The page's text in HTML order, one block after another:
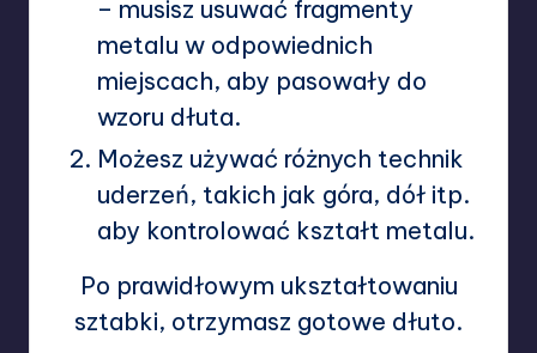
– musisz usuwać fragmenty
metalu w odpowiednich
miejscach, aby pasowały do
wzoru dłuta.
Możesz używać różnych technik
uderzeń, takich jak góra, dół itp.
aby kontrolować kształt metalu.
Po prawidłowym ukształtowaniu
sztabki, otrzymasz gotowe dłuto.